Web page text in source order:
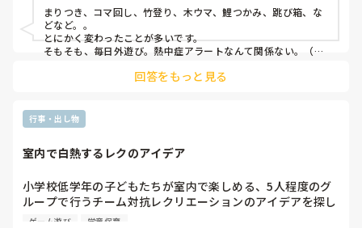
まりつき、コマ回し、竹登り、木ウマ、鯉つかみ、跳び箱、な
どなど。。
とにかく変わったことが多いです。
そもそも、毎日外遊び。熱中症アラートなんて関係ない。（日
回答をもっと見る
行事・出し物
室内で白熱するレクのアイデア
小学校低学年の子どもたちが室内で楽しめる、5人程度のグ
ループで行うチーム対抗レクリエーションのアイデアを探し
ています。今回は夏休みの特別イベントとして実施するた
ゲーム遊び 学童保育